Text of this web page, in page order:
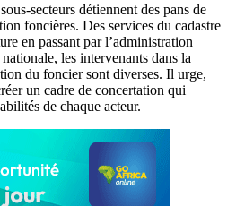
secteurs détiennent des pans de
foncières. Des services du cadastre
en passant par l’administration
les intervenants dans la
du foncier sont diverses. Il urge,
un cadre de concertation qui
de chaque acteur.